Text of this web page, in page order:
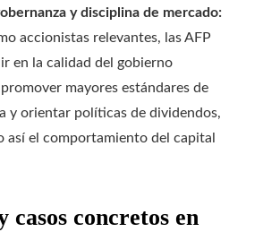
y disciplina de mercado:
accionistas relevantes, las AFP
en la calidad del gobierno
mayores estándares de
y orientar políticas de dividendos,
así el comportamiento del capital
casos concretos en